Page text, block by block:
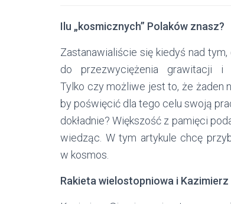
Ilu „kosmicznych” Polaków znasz?
Zastanawialiście się kiedyś nad
do przezwyciężenia grawitacji
Tylko czy możliwe jest to, że żaden
by poświęcić dla tego celu swoją
dokładnie? Większość z pamięci
wiedząc. W tym artykule chcę
w kosmos.
Rakieta wielostopniowa i